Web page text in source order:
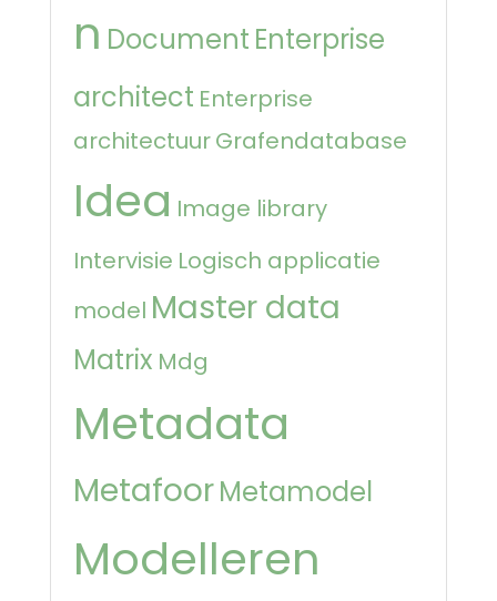
n Document Enterprise
architect Enterprise
architectuurGrafendatabase
Idea Image library
Intervisie Logisch applicatie
model Master data
Matrix Mdg
Metadata
MetafoorMetamodel
Modelleren